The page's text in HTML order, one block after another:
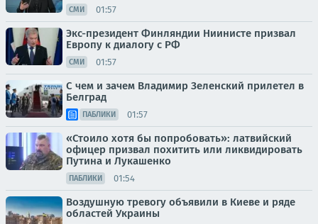
СМИ 01:57
Экс-президент Финляндии Ниинисте призвал
Европу к диалогу с РФ
СМИ 01:57
С чем и зачем Владимир Зеленский прилетел в
Белград
ПАБЛИКИ 01:57
«Стоило хотя бы попробовать»: латвийский
офицер призвал похитить или ликвидировать
Путина и Лукашенко
ПАБЛИКИ 01:54
Воздушную тревогу объявили в Киеве и ряде
областей Украины